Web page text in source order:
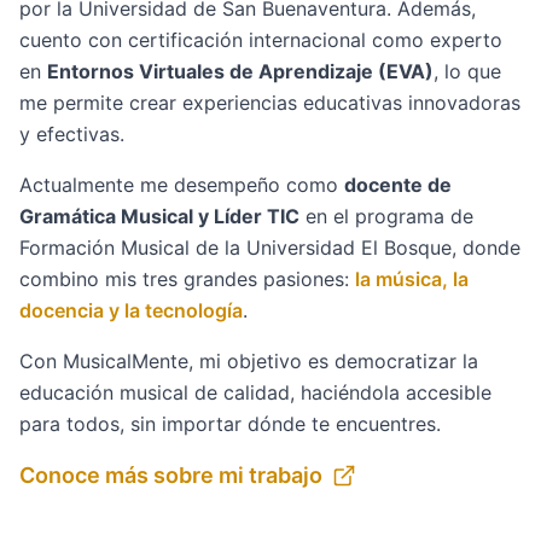
por la Universidad de San Buenaventura. Además,
cuento con certificación internacional como experto
en Entornos Virtuales de Aprendizaje (EVA), lo que
me permite crear experiencias educativas innovadoras
y efectivas.
Actualmente me desempeño como docente de
Gramática Musical y Líder TIC en el programa de
Formación Musical de la Universidad El Bosque, donde
combino mis tres grandes pasiones: la música, la
docencia y la tecnología.
Con MusicalMente, mi objetivo es democratizar la
educación musical de calidad, haciéndola accesible
para todos, sin importar dónde te encuentres.
Conoce más sobre mi trabajo